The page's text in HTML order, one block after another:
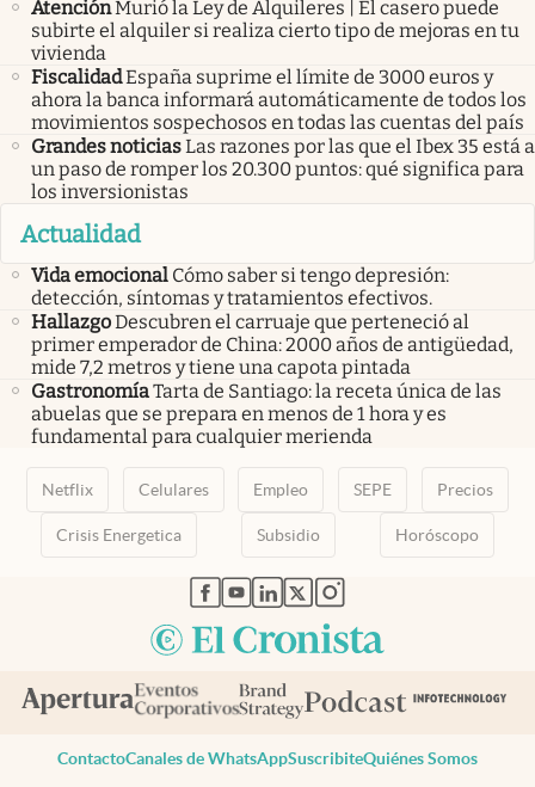
AtenciónMurió la Ley de Alquileres | El casero puede
subirte el alquiler si realiza cierto tipo de mejoras en tu
vivienda
FiscalidadEspaña suprime el límite de 3000 euros y
ahora la banca informará automáticamente de todos los
movimientos sospechosos en todas las cuentas del país
Grandes noticiasLas razones por las que el Ibex 35 está a
un paso de romper los 20.300 puntos: qué significa para
los inversionistas
Actualidad
Vida emocional Cómo saber si tengo depresión:
detección, síntomas y tratamientos efectivos.
HallazgoDescubren el carruaje que perteneció al
primer emperador de China: 2000 años de antigüedad,
mide 7,2 metros y tiene una capota pintada
GastronomíaTarta de Santiago: la receta única de las
abuelas que se prepara en menos de 1 hora y es
fundamental para cualquier merienda
Netflix Celulares Empleo SEPE Precios
Crisis Energetica Subsidio Horóscopo
abre en nueva pestaña
abre en nueva pestaña
abre en nueva pestaña
abre en nueva pestaña
abre en nueva pestaña
ContactoCanales de WhatsAppSuscribiteQuiénes Somos